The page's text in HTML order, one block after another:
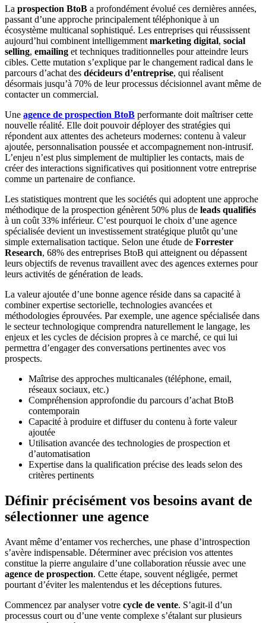
La prospection BtoB a profondément évolué ces dernières années,
passant d’une approche principalement téléphonique à un
écosystème multicanal sophistiqué. Les entreprises qui réussissent
aujourd’hui combinent intelligemment marketing digital, social
selling, emailing et techniques traditionnelles pour atteindre leurs
cibles. Cette mutation s’explique par le changement radical dans le
parcours d’achat des décideurs d’entreprise, qui réalisent
désormais jusqu’à 70% de leur processus décisionnel avant même de
contacter un commercial.
Une agence de prospection BtoB performante doit maîtriser cette
nouvelle réalité. Elle doit pouvoir déployer des stratégies qui
répondent aux attentes des acheteurs modernes: contenu à valeur
ajoutée, personnalisation poussée et accompagnement non-intrusif.
L’enjeu n’est plus simplement de multiplier les contacts, mais de
créer des interactions significatives qui positionnent votre entreprise
comme un partenaire de confiance.
Les statistiques montrent que les sociétés qui adoptent une approche
méthodique de la prospection génèrent 50% plus de leads qualifiés
à un coût 33% inférieur. C’est pourquoi le choix d’une agence
spécialisée devient un investissement stratégique plutôt qu’une
simple externalisation tactique. Selon une étude de Forrester
Research, 68% des entreprises BtoB qui atteignent ou dépassent
leurs objectifs de revenus travaillent avec des agences externes pour
leurs activités de génération de leads.
La valeur ajoutée d’une bonne agence réside dans sa capacité à
combiner expertise sectorielle, technologies avancées et
méthodologies éprouvées. Par exemple, une agence spécialisée dans
le secteur technologique comprendra naturellement le langage, les
enjeux et les cycles de décision propres à ce marché, ce qui lui
permettra d’engager des conversations pertinentes avec vos
prospects.
Maîtrise des approches multicanales (téléphone, email,
réseaux sociaux, etc.)
Compréhension approfondie du parcours d’achat BtoB
contemporain
Capacité à produire et diffuser du contenu à forte valeur
ajoutée
Utilisation avancée des technologies de prospection et
d’automatisation
Expertise dans la qualification précise des leads selon des
critères pertinents
Définir précisément vos besoins avant de
sélectionner une agence
Avant même d’entamer vos recherches, une phase d’introspection
s’avère indispensable. Déterminer avec précision vos attentes
constitue la pierre angulaire d’une collaboration réussie avec une
agence de prospection. Cette étape, souvent négligée, permet
pourtant d’éviter les malentendus et les déceptions futures.
Commencez par analyser votre cycle de vente. S’agit-il d’un
processus court ou d’une vente complexe s’étalant sur plusieurs